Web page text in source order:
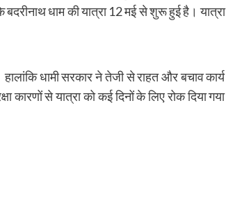
धाम की यात्रा 12 मई से शुरू हुई है। यात्रा
धामी सरकार ने तेजी से राहत और बचाव कार्य
से यात्रा को कई दिनों के लिए रोक दिया गया